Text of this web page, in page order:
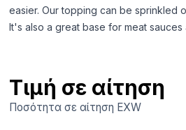
easier. Our topping can be sprinkled
It's also a great base for meat
Τιμή σε αίτηση
Ποσότητα σε αίτηση EXW